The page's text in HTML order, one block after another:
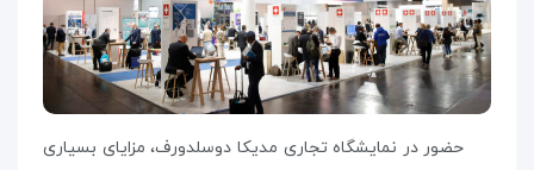
حضور در نمایشگاه تجاری مدیکا دوسلدورف، مزایای بسیاری